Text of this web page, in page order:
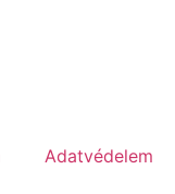
Adatvédelem